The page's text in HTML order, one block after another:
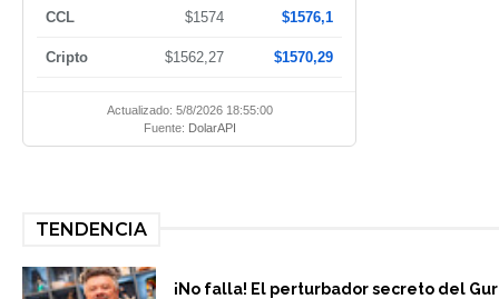
CCL $1574 $1576,1
Cripto $1562,27 $1570,29
Actualizado: 5/8/2026 18:55:00
Fuente: DolarAPI
TENDENCIA
¡No falla! El perturbador secreto del